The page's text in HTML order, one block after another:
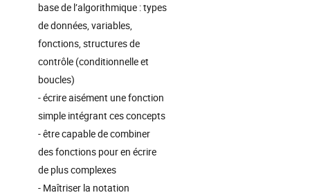
base de l’algorithmique : types
de données, variables,
fonctions, structures de
contrôle (conditionnelle et
boucles)
- écrire aisément une fonction
simple intégrant ces concepts
- être capable de combiner
des fonctions pour en écrire
de plus complexes
- Maîtriser la notation